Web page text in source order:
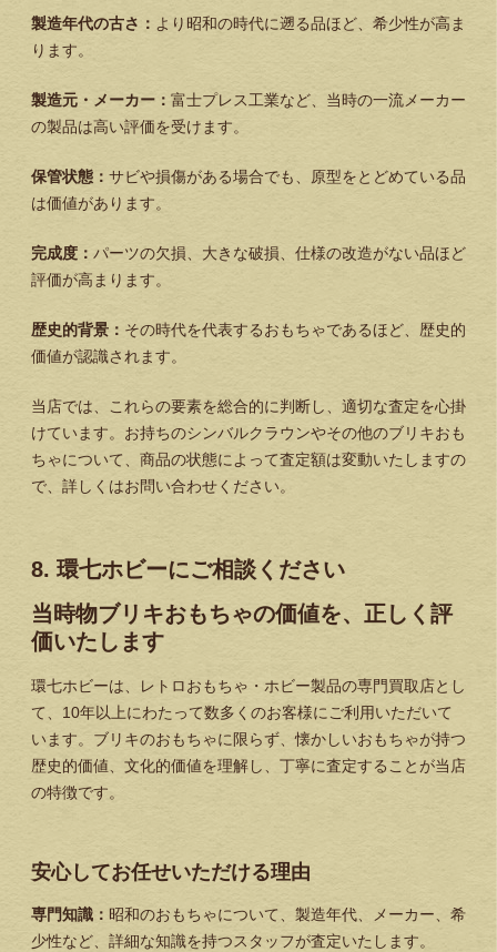
製造年代の古さ： より昭和の時代に遡る品ほど、希少性が高ま
ります。
製造元・メーカー： 富士プレス工業など、当時の一流メーカー
の製品は高い評価を受けます。
保管状態： サビや損傷がある場合でも、原型をとどめている品
は価値があります。
完成度： パーツの欠損、大きな破損、仕様の改造がない品ほど
評価が高まります。
歴史的背景： その時代を代表するおもちゃであるほど、歴史的
価値が認識されます。
当店では、これらの要素を総合的に判断し、適切な査定を心掛
けています。お持ちのシンバルクラウンやその他のブリキおも
ちゃについて、商品の状態によって査定額は変動いたしますの
で、詳しくはお問い合わせください。
8. 環七ホビーにご相談ください
当時物ブリキおもちゃの価値を、正しく評
価いたします
環七ホビーは、レトロおもちゃ・ホビー製品の専門買取店とし
て、10年以上にわたって数多くのお客様にご利用いただいて
います。ブリキのおもちゃに限らず、懐かしいおもちゃが持つ
歴史的価値、文化的価値を理解し、丁寧に査定することが当店
の特徴です。
安心してお任せいただける理由
専門知識： 昭和のおもちゃについて、製造年代、メーカー、希
少性など、詳細な知識を持つスタッフが査定いたします。